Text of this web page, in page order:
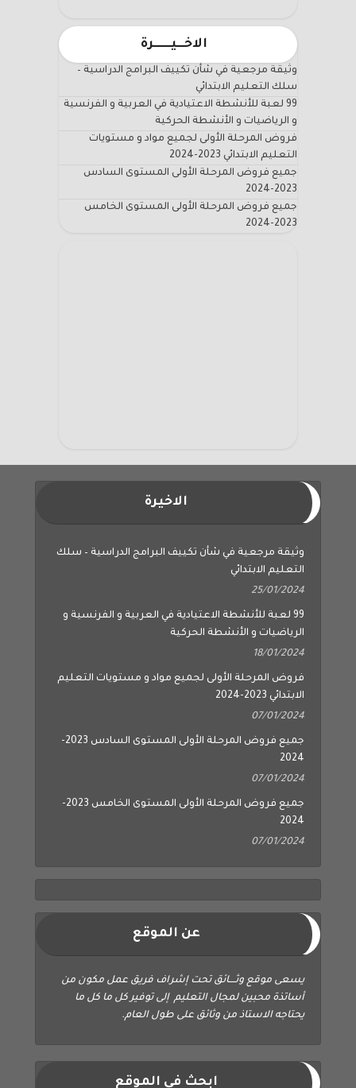
الاخـــيـــــــرة
وثيقة مرجعية في شأن تكييف البرامج الدراسية –
سلك التعليم الابتدائي
99 لعبة للأنشطة الاعتيادية في العربية و الفرنسية
و الرياضيات و الأنشطة الحركية
فروض المرحلة الأولى لجميع مواد و مستويات
التعليم الابتدائي 2023-2024
جميع فروض المرحلة الأولى المستوى السادس
2023-2024
جميع فروض المرحلة الأولى المستوى الخامس
2023-2024
الاخيرة
وثيقة مرجعية في شأن تكييف البرامج الدراسية – سلك
التعليم الابتدائي
25/01/2024
99 لعبة للأنشطة الاعتيادية في العربية و الفرنسية و
الرياضيات و الأنشطة الحركية
18/01/2024
فروض المرحلة الأولى لجميع مواد و مستويات التعليم
الابتدائي 2023-2024
07/01/2024
جميع فروض المرحلة الأولى المستوى السادس 2023-
2024
07/01/2024
جميع فروض المرحلة الأولى المستوى الخامس 2023-
2024
07/01/2024
عن الموقع
يسعى موقع وثــــائق تحت إشراف فريق عمل مكون من
أساتذة محبين لمجال التعليم إلى توفير كل ما كل ما
يحتاجه الاستاذ من وثائق على طول العام.
ابحث في الموقع